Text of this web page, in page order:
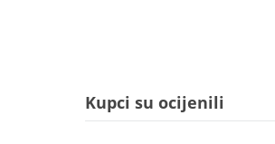
Kupci su ocijenili